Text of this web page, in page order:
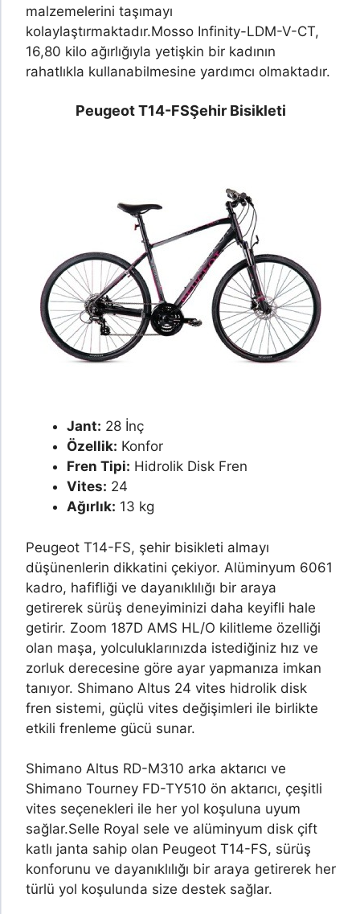
malzemelerini taşımayı
kolaylaştırmaktadır.Mosso Infinity-LDM-V-CT,
16,80 kilo ağırlığıyla yetişkin bir kadının
rahatlıkla kullanabilmesine yardımcı olmaktadır.
Peugeot T14-FSŞehir Bisikleti
Jant: 28 İnç
Özellik: Konfor
Fren Tipi: Hidrolik Disk Fren
Vites: 24
Ağırlık: 13 kg
Peugeot T14-FS, şehir bisikleti almayı
düşünenlerin dikkatini çekiyor. Alüminyum 6061
kadro, hafifliği ve dayanıklılığı bir araya
getirerek sürüş deneyiminizi daha keyifli hale
getirir. Zoom 187D AMS HL/O kilitleme özelliği
olan maşa, yolculuklarınızda istediğiniz hız ve
zorluk derecesine göre ayar yapmanıza imkan
tanıyor. Shimano Altus 24 vites hidrolik disk
fren sistemi, güçlü vites değişimleri ile birlikte
etkili frenleme gücü sunar.
Shimano Altus RD-M310 arka aktarıcı ve
Shimano Tourney FD-TY510 ön aktarıcı, çeşitli
vites seçenekleri ile her yol koşuluna uyum
sağlar.Selle Royal sele ve alüminyum disk çift
katlı janta sahip olan Peugeot T14-FS, sürüş
konforunu ve dayanıklılığı bir araya getirerek her
türlü yol koşulunda size destek sağlar.